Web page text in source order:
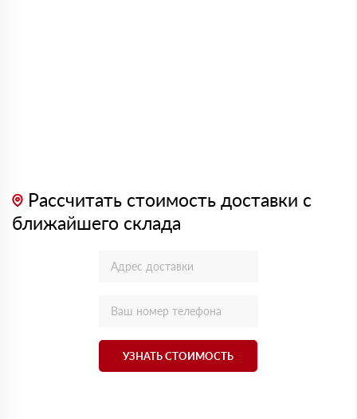
Рассчитать стоимость доставки с
ближайшего склада
УЗНАТЬ СТОИМОСТЬ